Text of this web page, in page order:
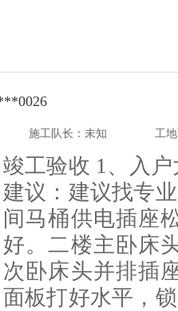
施工队长：未知 工
竣工验收 1、入
建议：建议找专
间马桶供电插座
好。二楼主卧床
次卧床头并排插
面板打好水平，